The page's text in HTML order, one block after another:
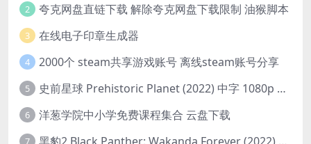
2 夸克网盘直链下载 解除夸克网盘下载限制 油猴脚本
3 在线电子印章生成器
4 2000个 steam共享游戏账号 离线steam账号分享
5 史前星球 Prehistoric Planet (2022) 中字 1080p 高清 阿里云盘 2022.5.27已更新全集
6 洋葱学院中小学免费课程集合 云盘下载
7 黑豹2 Black Panther: Wakanda Forever (2022) 高清版